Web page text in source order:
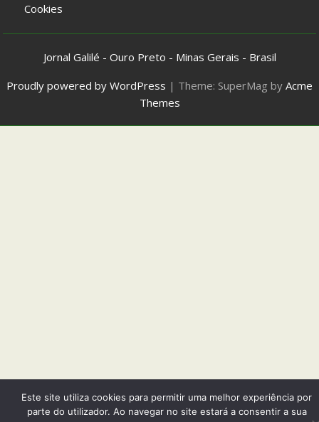
Cookies
Jornal Galilé - Ouro Preto - Minas Gerais - Brasil
Proudly powered by WordPress | Theme: SuperMag by Acme
Themes
Este site utiliza cookies para permitir uma melhor experiência por
parte do utilizador. Ao navegar no site estará a consentir a sua